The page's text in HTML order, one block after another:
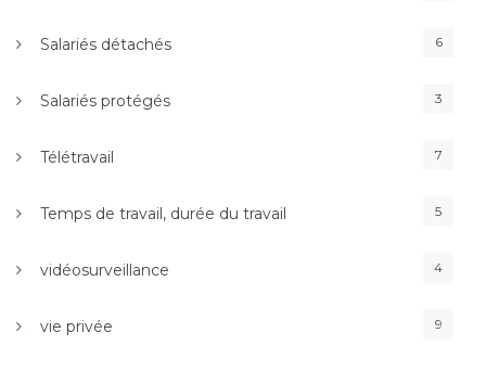
Salariés détachés 6
Salariés protégés 3
Télétravail 7
Temps de travail, durée du travail 5
vidéosurveillance 4
vie privée 9